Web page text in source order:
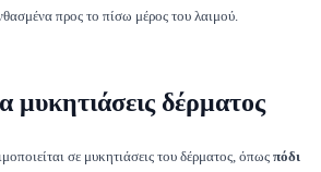
προς το πίσω μέρος του λαιμού.
μυκητιάσεις δέρματος
σε μυκητιάσεις του δέρματος, όπως πόδι